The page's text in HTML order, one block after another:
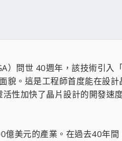
）問世 40週年，該技術引入
貌。這是工程師首度能在設
性加快了晶片設計的開發速
億美元的產業。在過去40年